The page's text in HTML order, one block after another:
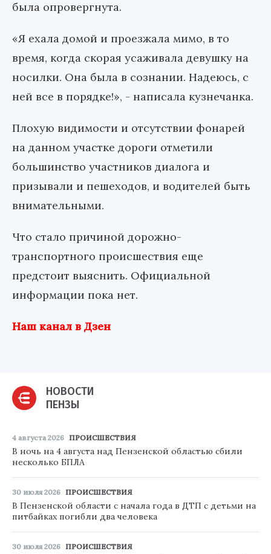
была опровергнута.
«Я ехала домой и проезжала мимо, в то
время, когда скорая усаживала девушку на
носилки. Она была в сознании. Надеюсь, с
ней все в порядке!», - написала кузнечанка.
Плохую видимости и отсутствии фонарей
на данном участке дороги отметили
большинство участников диалога и
призывали и пешеходов, и водителей быть
внимательными.
Что стало причиной дорожно-
транспортного происшествия еще
предстоит выяснить. Официальной
информации пока нет.
Наш канал в Дзен
НОВОСТИ
ПЕНЗЫ
4 августа 2026 ПРОИСШЕСТВИЯ
В ночь на 4 августа над Пензенской областью сбили
несколько БПЛА
30 июля 2026 ПРОИСШЕСТВИЯ
В Пензенской области с начала года в ДТП с детьми на
питбайках погибли два человека
30 июля 2026 ПРОИСШЕСТВИЯ